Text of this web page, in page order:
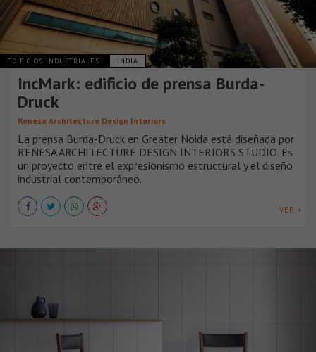
EDIFICIOS INDUSTRIALES INDIA
​​In​c​Mark: edificio de prensa ​Burda-
Druck
Renesa Architecture Design Interiors
La prensa ​​Burda-Druck en Greater Noida está diseñada por
RENESA ARCHITECTURE DESIGN INTERIORS STUDIO. Es
un proyecto entre el expresionismo estructural y el diseño
industrial contemporáneo.
VER +